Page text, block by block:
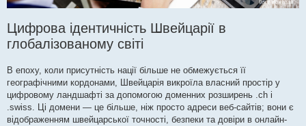
Цифрова ідентичність Швейцарії в
глобалізованому світі
В епоху, коли присутність нації більше не обмежується її
географічними кордонами, Швейцарія викроїла власний простір у
цифровому ландшафті за допомогою доменних розширень .ch і
.swiss. Ці домени — це більше, ніж просто адреси веб-сайтів; вони є
відображенням швейцарської точності, безпеки та довіри в онлайн-